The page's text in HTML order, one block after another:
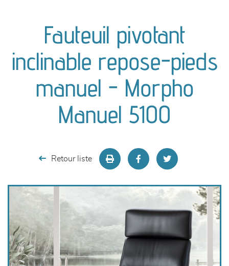
meubles de complément
chambres et dressing
Fauteuil pivotant
inclinable repose-pieds
manuel - Morpho
Manuel 5100
Retour liste